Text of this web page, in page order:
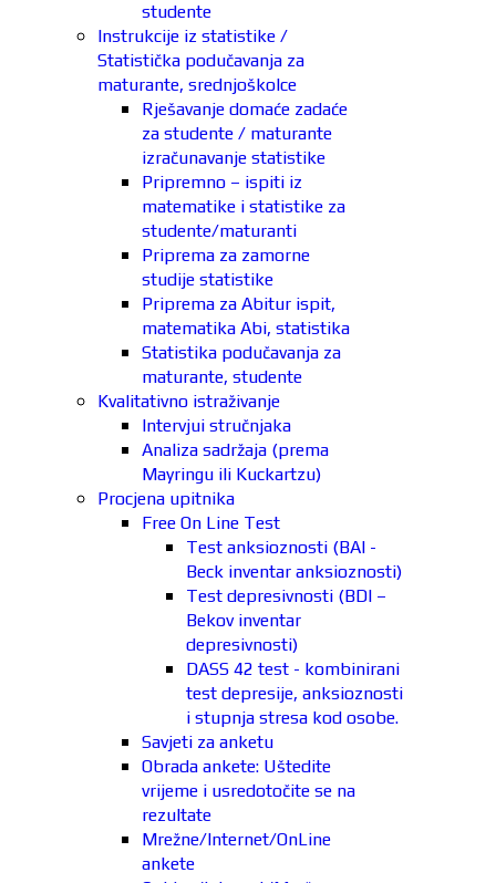
studente
Instrukcije iz statistike /
Statistička podučavanja za
maturante, srednjoškolce
Rješavanje domaće zadaće
za studente / maturante
izračunavanje statistike
Pripremno – ispiti iz
matematike i statistike za
studente/maturanti
Priprema za zamorne
studije statistike
Priprema za Abitur ispit,
matematika Abi, statistika
Statistika podučavanja za
maturante, studente
Kvalitativno istraživanje
Intervjui stručnjaka
Analiza sadržaja (prema
Mayringu ili Kuckartzu)
Procjena upitnika
Free On Line Test
Test anksioznosti (BAI -
Beck inventar anksioznosti)
Test depresivnosti (BDI –
Bekov inventar
depresivnosti)
DASS 42 test - kombinirani
test depresije, anksioznosti
i stupnja stresa kod osobe.
Savjeti za anketu
Obrada ankete: Uštedite
vrijeme i usredotočite se na
rezultate
Mrežne/Internet/OnLine
ankete